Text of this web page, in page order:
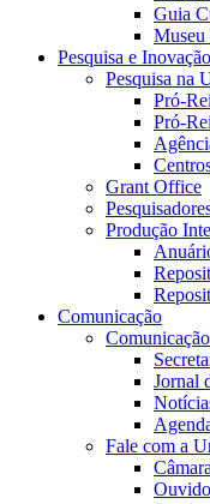
Guia
Pesquisa e Inovação
Pesquisa na
Pró-
Pró-
Grant Office
Produção
Comunicação
Jornal
Fale com a